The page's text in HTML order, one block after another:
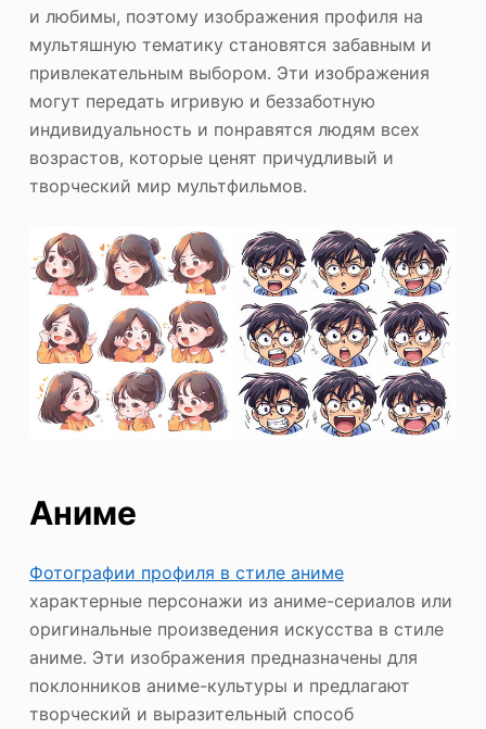
и любимы, поэтому изображения профиля на
мультяшную тематику становятся забавным и
привлекательным выбором. Эти изображения
могут передать игривую и беззаботную
индивидуальность и понравятся людям всех
возрастов, которые ценят причудливый и
творческий мир мультфильмов.
Аниме
Фотографии профиля в стиле аниме
характерные персонажи из аниме-сериалов или
оригинальные произведения искусства в стиле
аниме. Эти изображения предназначены для
поклонников аниме-культуры и предлагают
творческий и выразительный способ